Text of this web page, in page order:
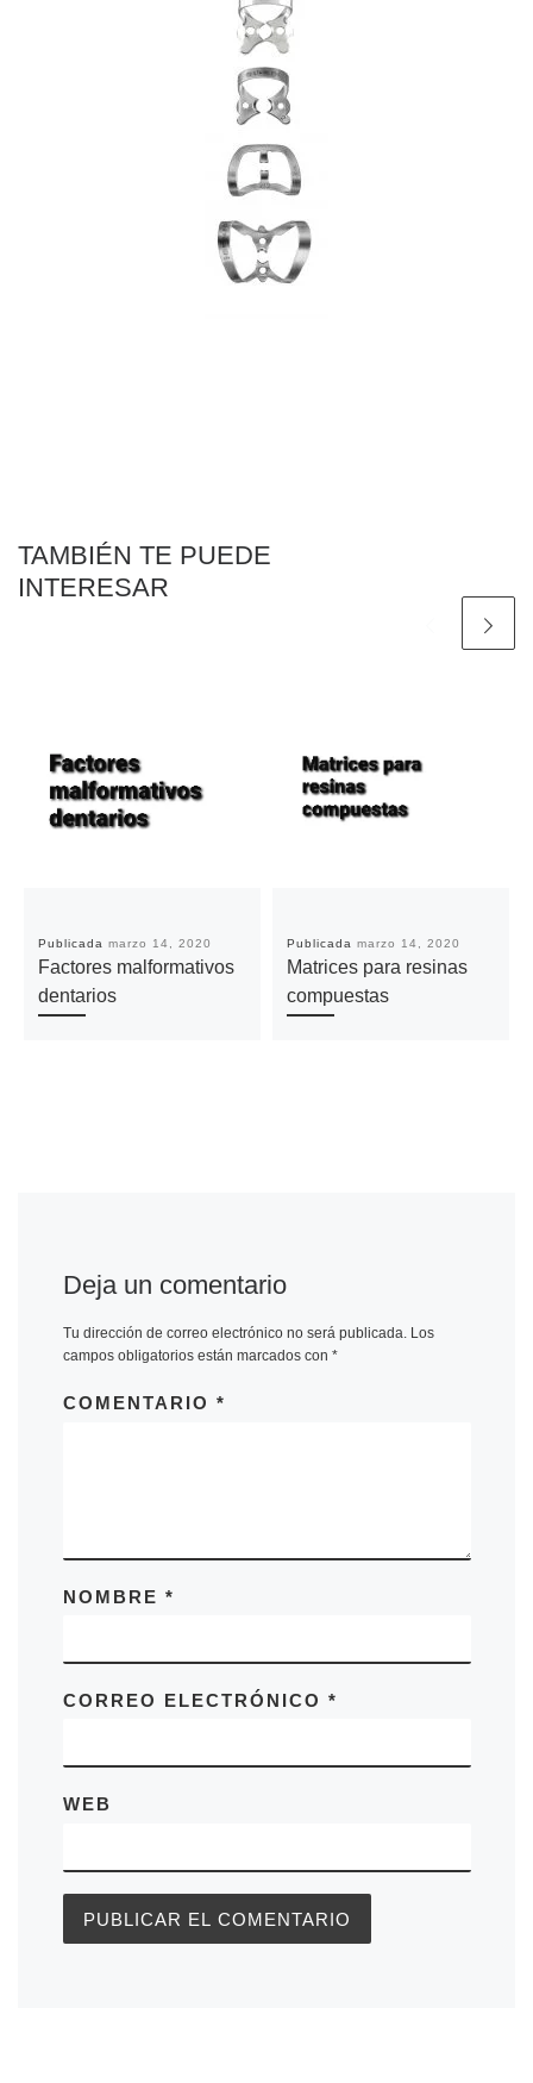
TAMBIÉN TE PUEDE
INTERESAR
Publicada marzo 14, 2020
Factores malformativos
dentarios
Publicada marzo 14, 2020
Matrices para resinas
compuestas
Deja un comentario
Tu dirección de correo electrónico no será publicada. Los
campos obligatorios están marcados con *
COMENTARIO *
NOMBRE *
CORREO ELECTRÓNICO *
WEB